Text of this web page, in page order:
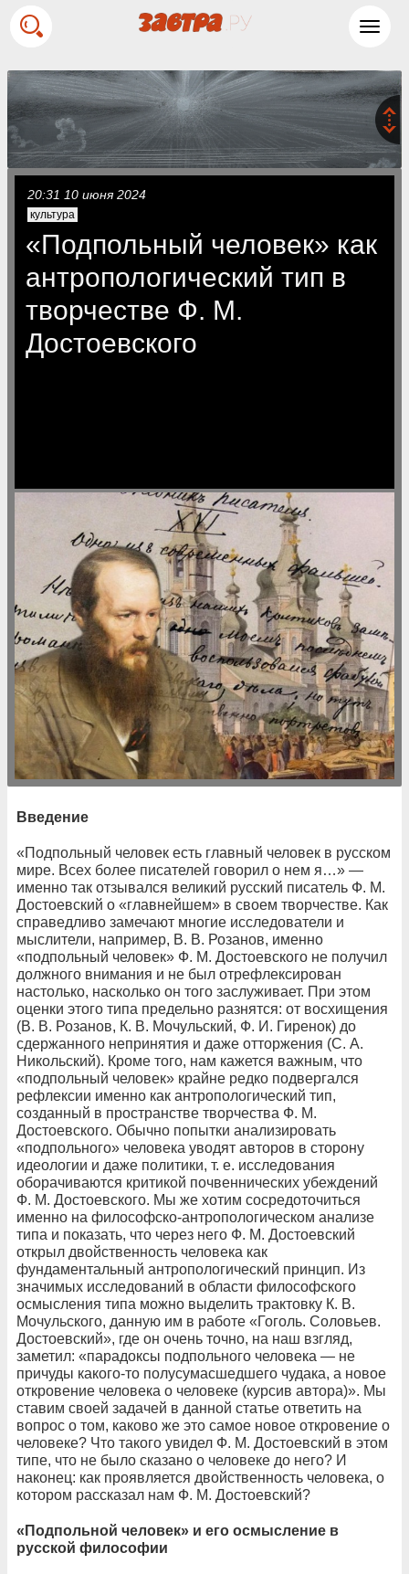
20:31 10 июня 2024
культура
«Подпольный человек» как
антропологический тип в
творчестве Ф. М.
Достоевского
Введение
«Подпольный человек есть главный человек в русском
мире. Всех более писателей говорил о нем я…» —
именно так отзывался великий русский писатель Ф. М.
Достоевский о «главнейшем» в своем творчестве. Как
справедливо замечают многие исследователи и
мыслители, например, В. В. Розанов, именно
«подпольный человек» Ф. М. Достоевского не получил
должного внимания и не был отрефлексирован
настолько, насколько он того заслуживает. При этом
оценки этого типа предельно разнятся: от восхищения
(В. В. Розанов, К. В. Мочульский, Ф. И. Гиренок) до
сдержанного непринятия и даже отторжения (С. А.
Никольский). Кроме того, нам кажется важным, что
«подпольный человек» крайне редко подвергался
рефлексии именно как антропологический тип,
созданный в пространстве творчества Ф. М.
Достоевского. Обычно попытки анализировать
«подпольного» человека уводят авторов в сторону
идеологии и даже политики, т. е. исследования
оборачиваются критикой почвеннических убеждений
Ф. М. Достоевского. Мы же хотим сосредоточиться
именно на философско-антропологическом анализе
типа и показать, что через него Ф. М. Достоевский
открыл двойственность человека как
фундаментальный антропологический принцип. Из
значимых исследований в области философского
осмысления типа можно выделить трактовку К. В.
Мочульского, данную им в работе «Гоголь. Соловьев.
Достоевский», где он очень точно, на наш взгляд,
заметил: «парадоксы подпольного человека — не
причуды какого-то полусумасшедшего чудака, а новое
откровение человека о человеке (курсив автора)». Мы
ставим своей задачей в данной статье ответить на
вопрос о том, каково же это самое новое откровение о
человеке? Что такого увидел Ф. М. Достоевский в этом
типе, что не было сказано о человеке до него? И
наконец: как проявляется двойственность человека, о
котором рассказал нам Ф. М. Достоевский?
«Подпольной человек» и его осмысление в
русской философии